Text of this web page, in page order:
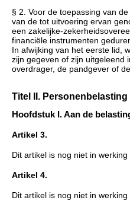
§ 2. Voor de toepassing van
van de tot uitvoering ervan
een zakelijke-
financiële instrumenten
In afwijking van het eerste lid,
zijn gegeven of zijn uitgeleend
overdrager, de pandgever of
Titel II. Personenbelasting
Hoofdstuk I. Aan de
Artikel 3.
Dit artikel is nog niet in werking
Artikel 4.
Dit artikel is nog niet in werking